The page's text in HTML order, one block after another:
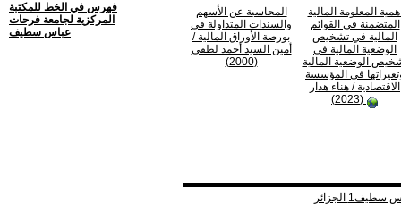
المحاسبة عن الأسهم
والسندات المتداولة في
بورصة الأوراق المالية/
أمين السيد أحمد لطفي
(2000)
المعلومة المالية
المتضمنة في القوائم
المالية في تشخيص
الوضعية المالية في
الوضعية المالية
في المؤسسة
الاقتصادية/ هناء هدار
(2023)
فهرس في الخط للمكتبة
المركزية لجامعة فرحات
عباس سطيف